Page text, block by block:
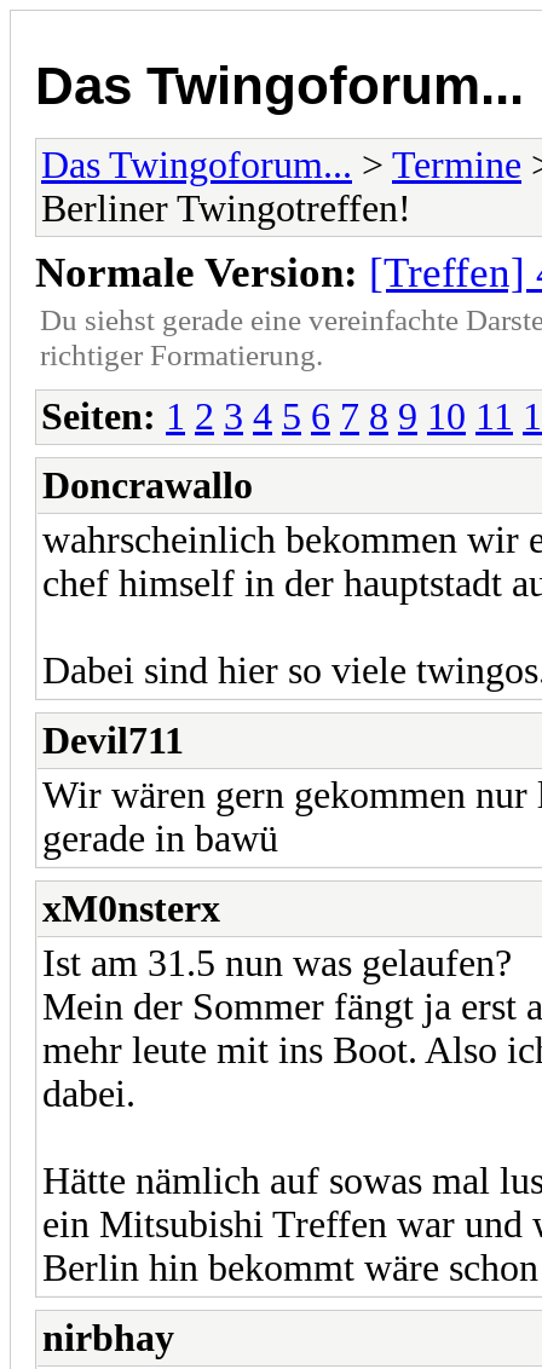
Das Twingoforum...
Das Twingoforum... > Termine
Berliner Twingotreffen!
Normale Version: [Treffen]
Du siehst gerade eine vereinfachte
richtiger Formatierung.
Seiten: 1 2 3 4 5 6 7 8 9 10 11
Doncrawallo
wahrscheinlich bekommen wir
chef himself in der hauptstadt
Dabei sind hier so viele
Devil711
Wir wären gern gekommen
gerade in bawü
xM0nsterx
Ist am 31.5 nun was gelaufen?
Mein der Sommer fängt ja erst
mehr leute mit ins Boot. Also
dabei.
Hätte nämlich auf sowas mal
ein Mitsubishi Treffen war und
Berlin hin bekommt wäre
nirbhay